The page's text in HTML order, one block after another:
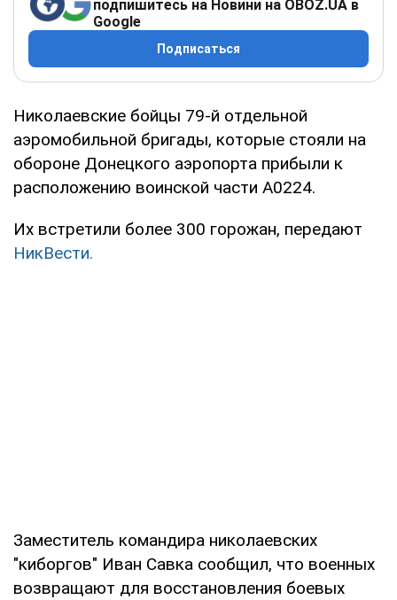
подпишитесь на Новини на OBOZ.UA в
Google
Подписаться
Николаевские бойцы 79-й отдельной
аэромобильной бригады, которые стояли на
обороне Донецкого аэропорта прибыли к
расположению воинской части А0224.
Их встретили более 300 горожан, передают
НикВести.
Заместитель командира николаевских
"киборгов" Иван Савка сообщил, что военных
возвращают для восстановления боевых